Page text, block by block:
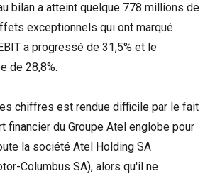
bilan a atteint quelque 778 millions de
exceptionnels qui ont marqué
a progressé de 31,5% et le
de 28,8%.
chiffres est rendue difficile par le fait
financier du Groupe Atel englobe pour
la société Atel Holding SA
Columbus SA), alors qu'il ne